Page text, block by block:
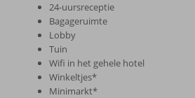
24-uursreceptie
Bagageruimte
Lobby
Tuin
Wifi in het gehele hotel
Winkeltjes*
Minimarkt*